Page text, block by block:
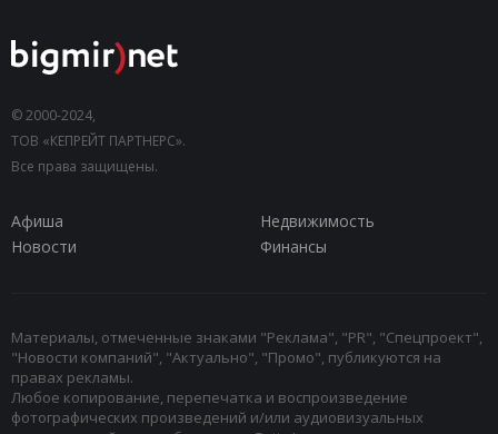
© 2000-2024,
ТОВ «КЕПРЕЙТ ПАРТНЕРС».
Все права защищены.
Афиша
Недвижимость
Новости
Финансы
Материалы, отмеченные знаками "Реклама", "PR", "Спецпроект",
"Новости компаний", "Актуально", "Промо", публикуются на
правах рекламы.
Любое копирование, перепечатка и воспроизведение
фотографических произведений и/или аудиовизуальных